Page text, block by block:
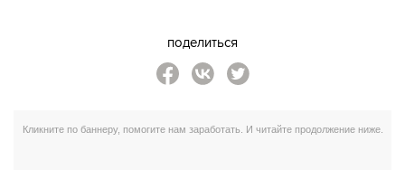
поделиться